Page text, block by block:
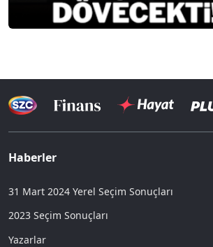
Haberler
31 Mart 2024 Yerel Seçim Sonuçları
2023 Seçim Sonuçları
Yazarlar